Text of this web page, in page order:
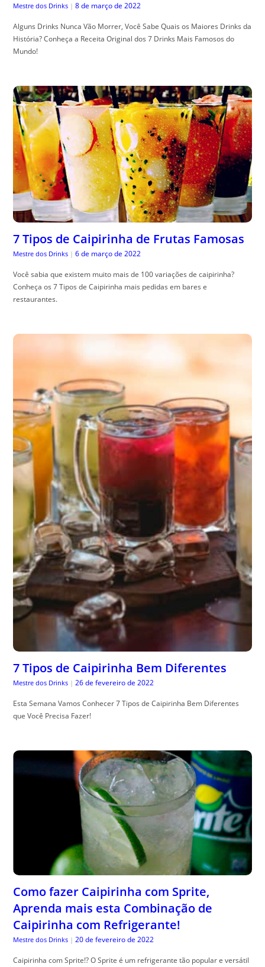
Mestre dos Drinks | 8 de março de 2022
Alguns Drinks Nunca Vão Morrer, Você Sabe Quais os Maiores Drinks da
História? Conheça a Receita Original dos 7 Drinks Mais Famosos do
Mundo!
7 Tipos de Caipirinha de Frutas Famosas
Mestre dos Drinks | 6 de março de 2022
Você sabia que existem muito mais de 100 variações de caipirinha?
Conheça os 7 Tipos de Caipirinha mais pedidas em bares e
restaurantes.
7 Tipos de Caipirinha Bem Diferentes
Mestre dos Drinks | 26 de fevereiro de 2022
Esta Semana Vamos Conhecer 7 Tipos de Caipirinha Bem Diferentes
que Você Precisa Fazer!
Como fazer Caipirinha com Sprite,
Aprenda mais esta Combinação de
Caipirinha com Refrigerante!
Mestre dos Drinks | 20 de fevereiro de 2022
Caipirinha com Sprite!? O Sprite é um refrigerante tão popular e versátil